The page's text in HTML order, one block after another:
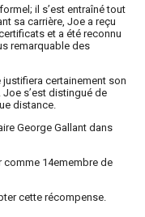
il s’est entraîné tout
sa carrière, Joe a reçu
et a été reconnu
remarquable des
certainement son
s’est distingué de
distance.
George Gallant dans
comme 14emembre de
cette récompense.